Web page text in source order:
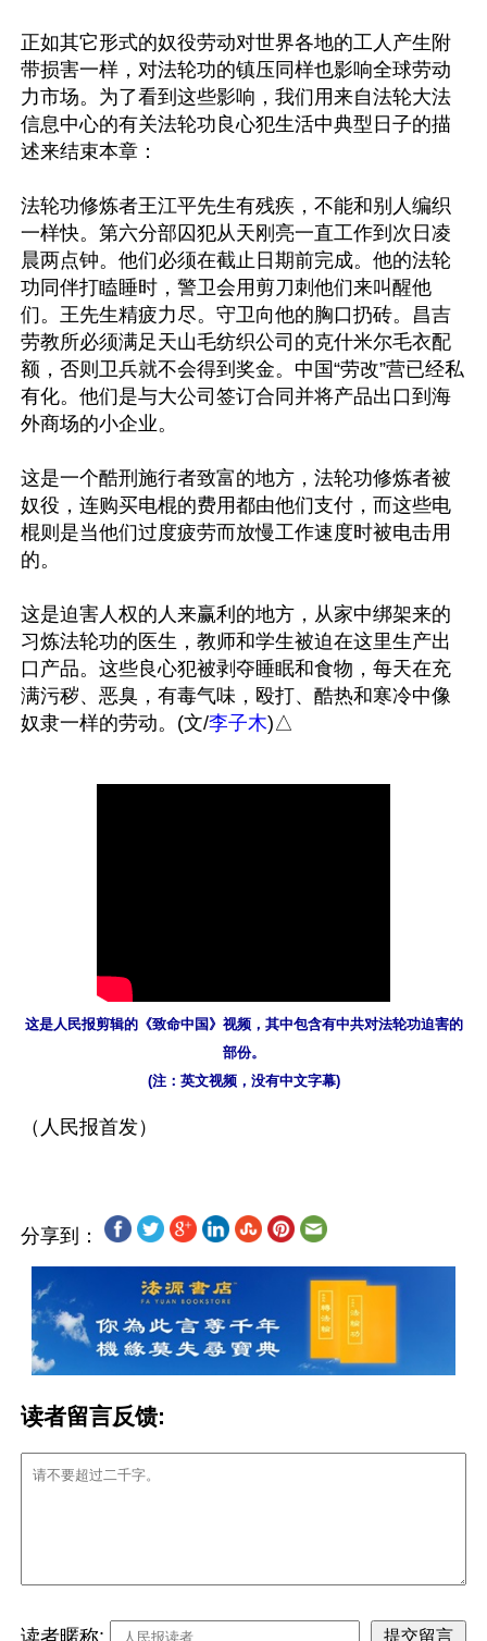
正如其它形式的奴役劳动对世界各地的工人产生附
带损害一样，对法轮功的镇压同样也影响全球劳动
力市场。为了看到这些影响，我们用来自法轮大法
信息中心的有关法轮功良心犯生活中典型日子的描
述来结束本章：
法轮功修炼者王江平先生有残疾，不能和别人编织
一样快。第六分部囚犯从天刚亮一直工作到次日凌
晨两点钟。他们必须在截止日期前完成。他的法轮
功同伴打瞌睡时，警卫会用剪刀刺他们来叫醒他
们。王先生精疲力尽。守卫向他的胸口扔砖。昌吉
劳教所必须满足天山毛纺织公司的克什米尔毛衣配
额，否则卫兵就不会得到奖金。中国“劳改”营已经私
有化。他们是与大公司签订合同并将产品出口到海
外商场的小企业。
这是一个酷刑施行者致富的地方，法轮功修炼者被
奴役，连购买电棍的费用都由他们支付，而这些电
棍则是当他们过度疲劳而放慢工作速度时被电击用
的。
这是迫害人权的人来赢利的地方，从家中绑架来的
习炼法轮功的医生，教师和学生被迫在这里生产出
口产品。这些良心犯被剥夺睡眠和食物，每天在充
满污秽、恶臭，有毒气味，殴打、酷热和寒冷中像
奴隶一样的劳动。(文/李子木
这是人民报剪辑的《致命中国》视频，其中包含有中共对法轮功迫害的
部份。
(注：英文视频，没有中文字幕)
分享到：
读者留言反馈:
读者暱称: